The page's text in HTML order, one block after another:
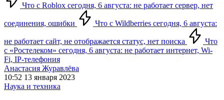
Что с Roblox сегодня, 6 августа: не работает сервер, нет
соединения, ошибки Что с Wildberries сегодня, 6 августа:
не работает сайт, не отображается статус, нет поиска
Что
с «Ростелеком» сегодня, 6 августа: не работает интернет, Wi-
Fi, IP-телефония
Анастасия Журавлёва
10:52 13 января 2023
Наука и техника